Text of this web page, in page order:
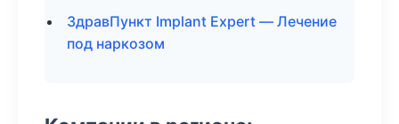
ЗдравПункт Implant Expert — Лечение
под наркозом